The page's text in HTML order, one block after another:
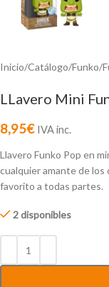
Inicio/Catálogo/Funko/
LLavero Mini
8,95€ IVA inc.
Llavero Funko Pop en
cualquier amante de los
favorito a todas partes.
2 disponibles